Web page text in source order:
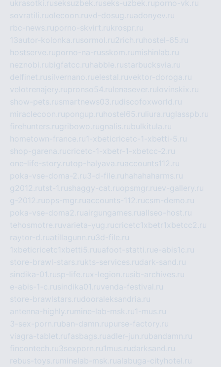
ukrasotki.ruseksuzbek.ruseks-uzbek.ruporno-vk.ru
sovratili.ruolecoon.ruvd-dosug.ruadonyev.ru
rbc-news.ruporno-skvirt.rukrospr.ru
13autor-kolonka.rusormol.ru2rich.ru hostel-65.ru
hostserve.ruporno-na-russkom.ru mishinlab.ru
neznobi.rubigfatcc.ru habble.rustarbucksvia.ru
delfinet.rusilvernano.ruelestal.ruvektor-doroga.ru
velotrenajery.rupronso54.ru lenasever.ru lovinskix.ru
show-pets.rusmartnews03.rudiscofoxworld.ru
miraclecoon.rupongup.ru hostel65.ru liura.ruglasspb.ru
firehunters.rugribowo.rugnalis.rubulkitula.ru
hometown-france.ru1-xbeticricetc-1-xbetti-5.ru
shop-garena.rucricetc-1-xbetr-1-xbetcc-2.ru
one-life-story.rutop-halyava.ruaccounts112.ru
poka-vse-doma-2.ru3-d-file.ru hahahaharms.ru
g2012.rutst-1.rushaggy-cat.ruopsmgr.ruev-gallery.ru
g-2012.ruops-mgr.ruaccounts-112.rucsm-demo.ru
poka-vse-doma2.ruairgungames.ruallseo-host.ru
tehosmotre.ruvarieta-yug.rucricetc1xbetr1xbetcc2.ru
raytor-d.ruatillagunn.ru3d-file.ru
1xbeticricetc1xbetti5.ruuafoot-statti.rue-abis1c.ru
store-brawl-stars.rukts-services.rudark-sand.ru
sindika-01.rusp-life.rux-legion.rusib-archives.ru
e-abis-1-c.rusindika01.ruvenda-festival.ru
store-brawlstars.rudooraleksandria.ru
antenna-highly.ru mine-lab-msk.ru1-mus.ru
3-sex-porn.ruban-damn.rupurse-factory.ru
viagra-tablet.rufasbags.ruadler-jun.rubandamn.ru
fincontech.ru3sexporn.ru1mus.rudarksand.ru
rebus-toys.ru minelab-msk.rualabuga-cityhotel.ru